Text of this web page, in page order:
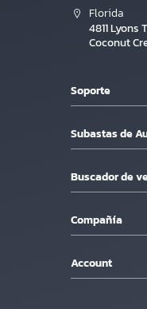
Florida
4811
Coconut
Soporte
Subastas de
Buscador de
Compañía
Account